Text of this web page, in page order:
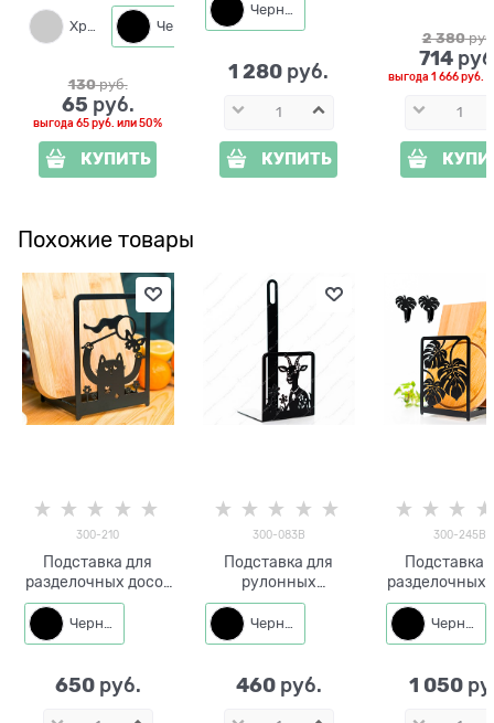
Хром
130 руб.
65 руб.
выгода65 руб. или50%
КУПИТЬ
Черный
1 280 руб.
КУПИТЬ
2 380
714
выгода1 666 руб.
Похожие товары
300-210
Подставка для
разделочных досок
и крючки 2шт 300-
210Черный
650 руб.
300-083B
Подставка для
рулонных
полотенец Год Козы
300-083 металл
Черный
460 руб.
300-245B
Подставка
разделочных
с 2-мя
Листья
300-245
Черный
1 050